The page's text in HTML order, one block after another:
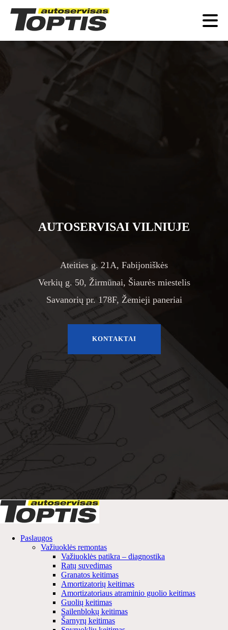
AUTOSERVISAI VILNIUJE
Ateities g. 21A, Fabijoniškės
Verkių g. 50, Žirmūnai, Šiaurės miestelis
Savanorių pr. 178F, Žemieji paneriai
KONTAKTAI
Paslaugos
Važiuoklės remontas
Važiuoklės patikra – diagnostika
Ratų suvedimas
Granatos keitimas
Amortizatorių keitimas
Amortizatoriaus atraminio guolio keitimas
Guolių keitimas
Sailenblokų keitimas
Šarnyrų keitimas